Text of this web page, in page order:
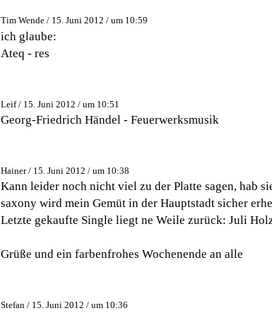
Tim Wende / 15. Juni 2012 / um 10:59
ich glaube:
Ateq - res
Leif / 15. Juni 2012 / um 10:51
Georg-Friedrich Händel - Feuerwerksmusik
Hainer / 15. Juni 2012 / um 10:38
Kann leider noch nicht viel zu der Platte sagen, hab
saxony wird mein Gemüt in der Hauptstadt sicher
Letzte gekaufte Single liegt ne Weile zurück: Juli
Grüße und ein farbenfrohes Wochenende an alle
Stefan / 15. Juni 2012 / um 10:36